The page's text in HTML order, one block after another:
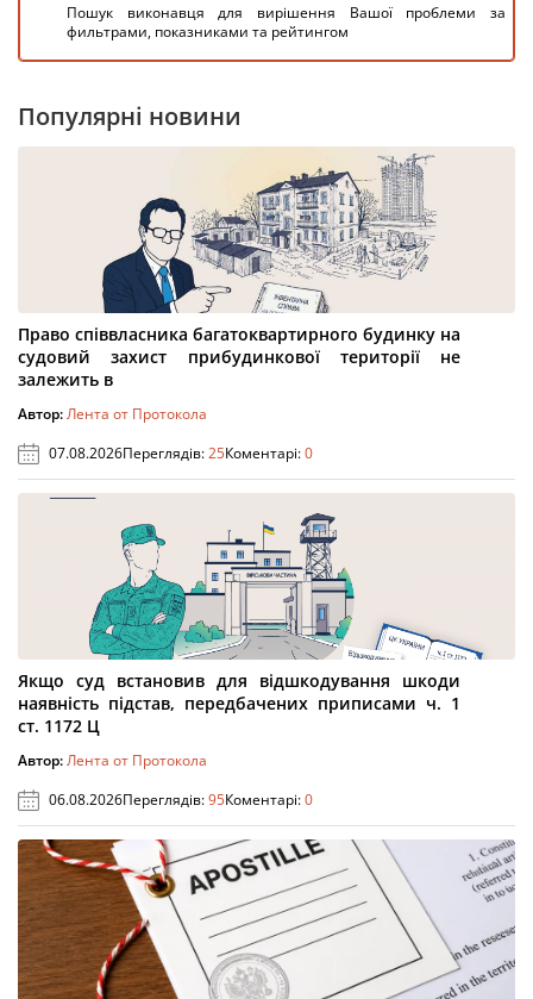
Пошук виконавця для вирішення Вашої проблеми за
фильтрами, показниками та рейтингом
Популярні новини
Право співвласника багатоквартирного будинку на
судовий захист прибудинкової території не
залежить в
Автор:Лента от Протокола
07.08.2026Переглядів:25Коментарі:0
Якщо суд встановив для відшкодування шкоди
наявність підстав, передбачених приписами ч. 1
ст. 1172 Ц
Автор:Лента от Протокола
06.08.2026Переглядів:95Коментарі:0